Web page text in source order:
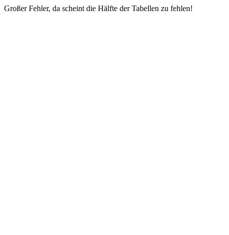
Großer Fehler, da scheint die Hälfte der Tabellen zu fehlen!